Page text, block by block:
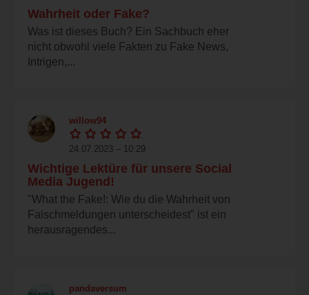
Wahrheit oder Fake?
Was ist dieses Buch? Ein Sachbuch eher
nicht obwohl viele Fakten zu Fake News,
Intrigen,...
willow94
24.07.2023 – 10:29
Wichtige Lektüre für unsere Social
Media Jugend!
"What the Fake!: Wie du die Wahrheit von
Falschmeldungen unterscheidest" ist ein
herausragendes...
pandaversum